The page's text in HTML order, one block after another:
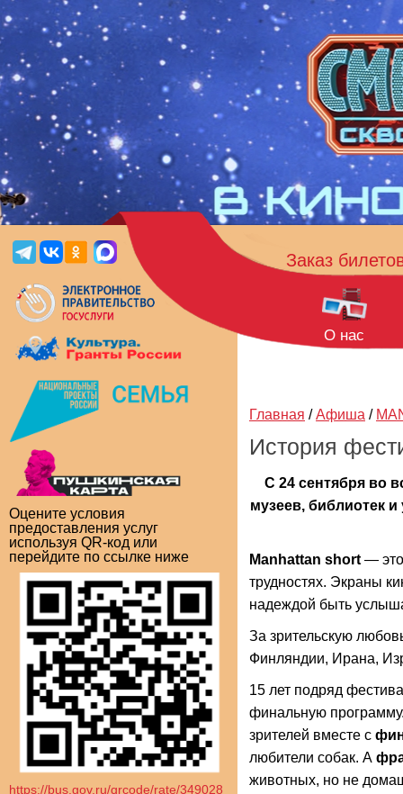
Оцените условия
предоставления услуг
используя QR-код или
перейдите по ссылке ниже
https://bus.gov.ru/qrcode/rate/349028
Заказ
О нас
Главная / Афиша /
История
С 24 сентября во
музеев, библиотек
Manhattan short — это
трудностях. Экраны
надеждой быть
За зрительскую
Финляндии, Ирана,
15 лет подряд
финальную
зрителей вместе с
любители собак. А
животных, но не